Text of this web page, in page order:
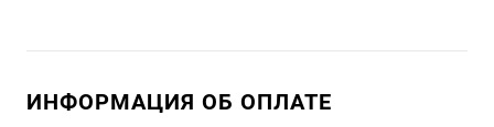
ИНФОРМАЦИЯ ОБ ОПЛАТЕ